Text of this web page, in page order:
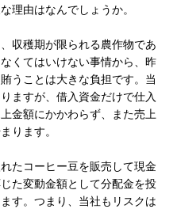
理由はなんでしょうか。
収穫期が限られる農作物であ
くてはいけない事情から、昨
うことは大きな負担です。当
ますが、借入資金だけで仕入
金額にかかわらず、また売上
ります。
たコーヒー豆を販売して現金
た変動金額として分配金を投
す。つまり、当社もリスクは